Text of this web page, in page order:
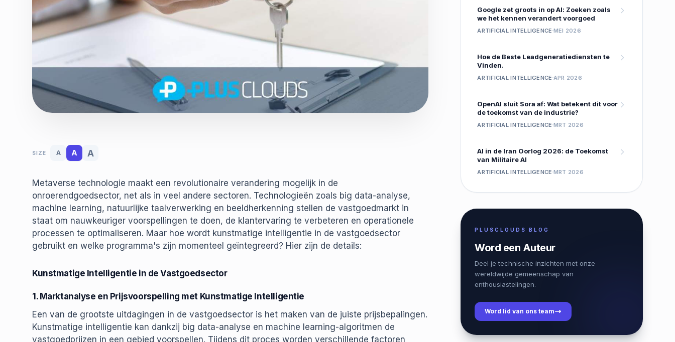
SIZE A A A
Metaverse technologie maakt een revolutionaire verandering mogelijk in de
onroerendgoedsector, net als in veel andere sectoren. Technologieën zoals big data-analyse,
machine learning, natuurlijke taalverwerking en beeldherkenning stellen de vastgoedmarkt in
staat om nauwkeuriger voorspellingen te doen, de klantervaring te verbeteren en operationele
processen te optimaliseren. Maar hoe wordt kunstmatige intelligentie in de vastgoedsector
gebruikt en welke programma's zijn momenteel geïntegreerd? Hier zijn de details:
Kunstmatige Intelligentie in de Vastgoedsector
1. Marktanalyse en Prijsvoorspelling met Kunstmatige Intelligentie
Een van de grootste uitdagingen in de vastgoedsector is het maken van de juiste prijsbepalingen.
Kunstmatige intelligentie kan dankzij big data-analyse en machine learning-algoritmen de
vastgoedprijzen in een gebied voorspellen. Tijdens dit proces worden verschillende factoren
Google zet groots in op AI: Zoeken zoals
we het kennen verandert voorgoed
ARTIFICIAL INTELLIGENCE MEI 2026
Hoe de Beste Leadgeneratiediensten te
Vinden.
ARTIFICIAL INTELLIGENCE APR 2026
OpenAI sluit Sora af: Wat betekent dit voor
de toekomst van de industrie?
ARTIFICIAL INTELLIGENCE MRT 2026
AI in de Iran Oorlog 2026: de Toekomst
van Militaire AI
ARTIFICIAL INTELLIGENCE MRT 2026
PLUSCLOUDS BLOG
Word een Auteur
Deel je technische inzichten met onze
wereldwijde gemeenschap van
enthousiastelingen.
Word lid van ons team